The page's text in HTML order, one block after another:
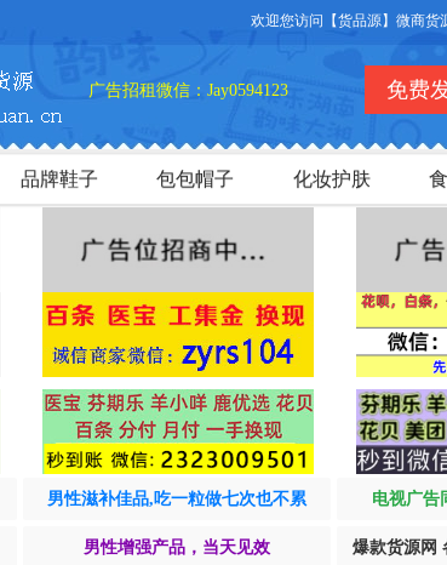
欢迎您访问【货品源】微商货源网
广告招租微信：Jay0594123 免费
品牌鞋子 包包帽子 化妆护肤
男性滋补佳品,吃一粒做七次也不累 电视广告
男性增强产品，当天见效 爆款货源网